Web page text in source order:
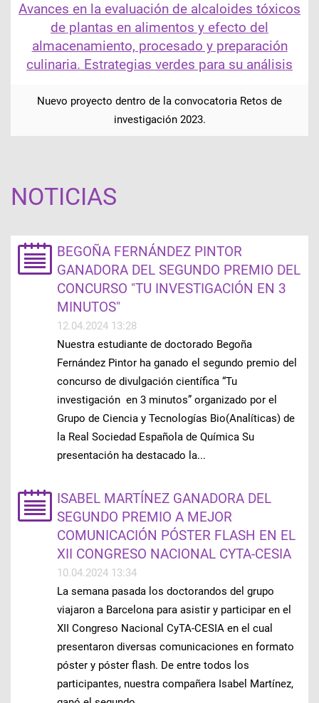
Avances en la evaluación de alcaloides tóxicos
de plantas en alimentos y efecto del
almacenamiento, procesado y preparación
culinaria. Estrategias verdes para su análisis
Nuevo proyecto dentro de la convocatoria Retos de
investigación 2023.
NOTICIAS
BEGOÑA FERNÁNDEZ PINTOR
GANADORA DEL SEGUNDO PREMIO DEL
CONCURSO "TU INVESTIGACIÓN EN 3
MINUTOS"
12.04.2024 13:28
Nuestra estudiante de doctorado Begoña
Fernández Pintor ha ganado el segundo premio del
concurso de divulgación científica “Tu
investigación en 3 minutos” organizado por el
Grupo de Ciencia y Tecnologías Bio(Analíticas) de
la Real Sociedad Española de Química Su
presentación ha destacado la...
ISABEL MARTÍNEZ GANADORA DEL
SEGUNDO PREMIO A MEJOR
COMUNICACIÓN PÓSTER FLASH EN EL
XII CONGRESO NACIONAL CYTA-CESIA
10.04.2024 13:34
La semana pasada los doctorandos del grupo
viajaron a Barcelona para asistir y participar en el
XII Congreso Nacional CyTA-CESIA en el cual
presentaron diversas comunicaciones en formato
póster y póster flash. De entre todos los
participantes, nuestra compañera Isabel Martínez,